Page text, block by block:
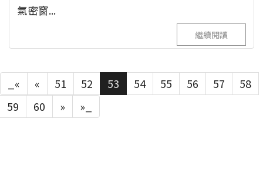
氣密窗...
繼續閱讀
_« « 51 52 53 54 55 56 57
58
59
60 » »_